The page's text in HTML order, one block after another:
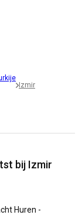
Izmir
bij Izmir
Huren -